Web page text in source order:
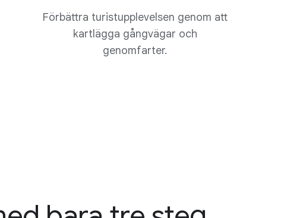
Förbättra turistupplevelsen genom att
kartlägga gångvägar och
genomfarter.